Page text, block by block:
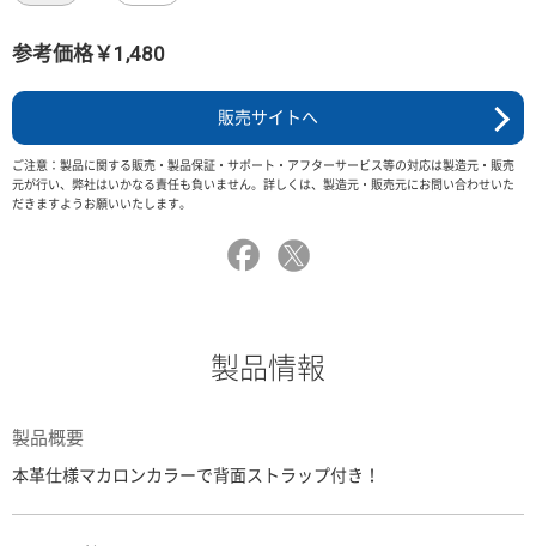
参考価格￥1,480
販売サイトへ
ご注意：製品に関する販売・製品保証・サポート・アフターサービス等の対応は製造元・販売
元が行い、弊社はいかなる責任も負いません。詳しくは、製造元・販売元にお問い合わせいた
だきますようお願いいたします。
製品情報
製品概要
本革仕様マカロンカラーで背面ストラップ付き！